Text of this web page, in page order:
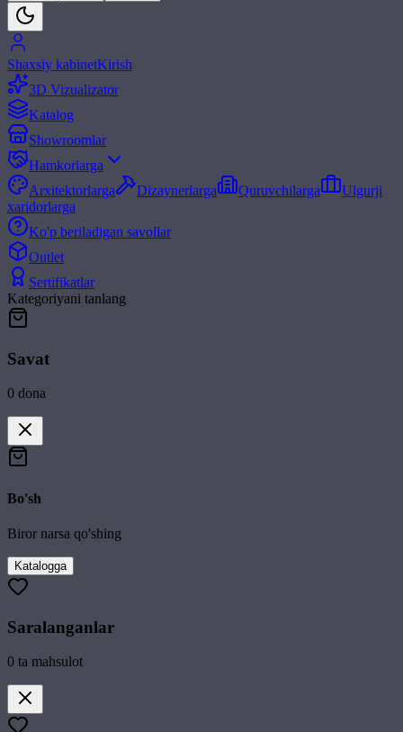
Shaxsiy kabinetKirish
3D Vizualizator
Katalog
Showroomlar
Hamkorlarga
Arxitektorlarga
Dizaynerlarga Quruvchilarga
Ulgurji
xaridorlarga
Ko'p beriladigan savollar
Outlet
Sertifikatlar
Kategoriyani tanlang
Savat
0 dona
Bo'sh
Biror narsa qo'shing
Katalogga
Saralanganlar
0 ta mahsulot